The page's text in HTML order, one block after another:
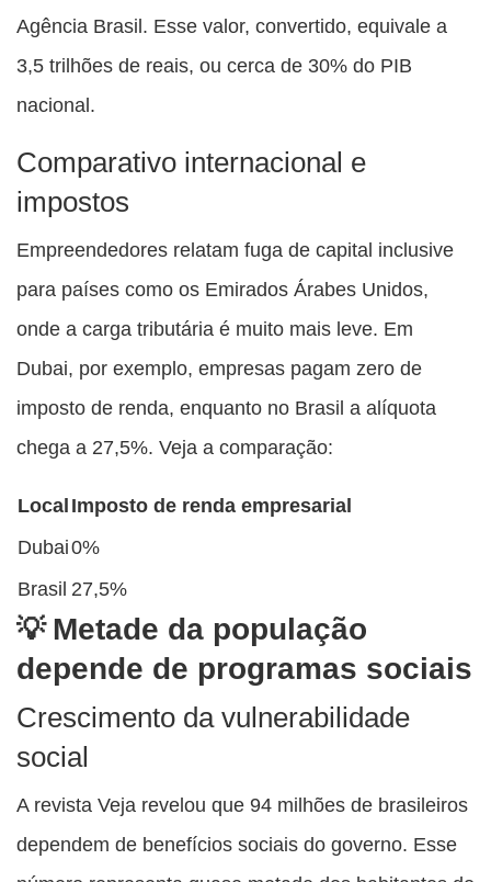
Agência Brasil. Esse valor, convertido, equivale a
3,5 trilhões de reais, ou cerca de 30% do PIB
nacional.
Comparativo internacional e
impostos
Empreendedores relatam fuga de capital inclusive
para países como os Emirados Árabes Unidos,
onde a carga tributária é muito mais leve. Em
Dubai, por exemplo, empresas pagam zero de
imposto de renda, enquanto no Brasil a alíquota
chega a 27,5%. Veja a comparação:
LocalImposto de renda empresarial
Dubai0%
Brasil 27,5%
Metade da população
depende de programas sociais
Crescimento da vulnerabilidade
social
A revista Veja revelou que 94 milhões de brasileiros
dependem de benefícios sociais do governo. Esse